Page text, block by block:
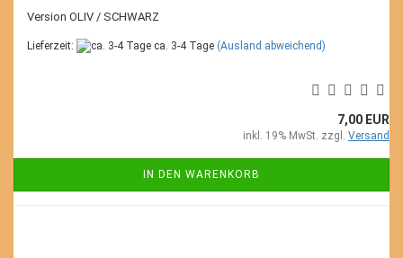
Version OLIV / SCHWARZ
Lieferzeit: ca. 3-4 Tage (Ausland abweichend)
7,00 EUR
inkl. 19% MwSt. zzgl. Versand
IN DEN WARENKORB